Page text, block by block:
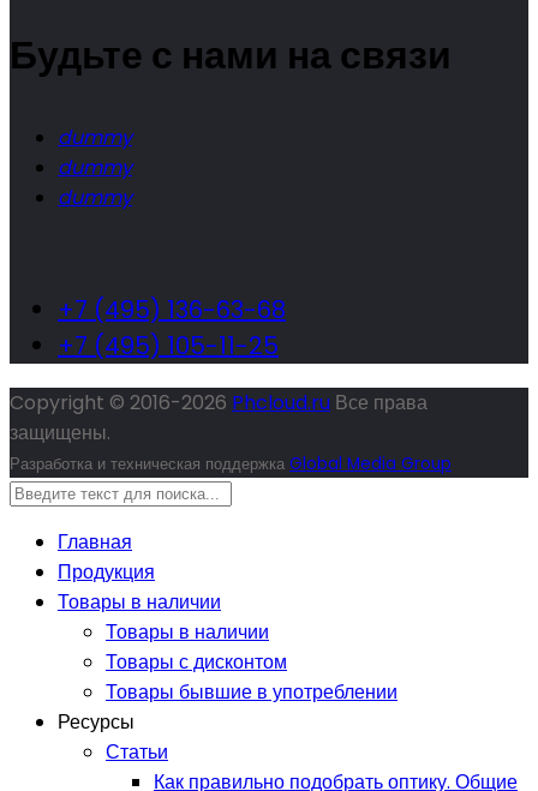
Будьте с нами на связи
dummy
dummy
dummy
+7 (495) 136-63-68
+7 (495) 105-11-25
Copyright © 2016-2026 Phcloud.ru Все права
защищены.
Разработка и техническая поддержка Global Media Group
Главная
Продукция
Товары в наличии
Товары в наличии
Товары с дисконтом
Товары бывшие в употреблении
Ресурсы
Статьи
Как правильно подобрать оптику. Общие